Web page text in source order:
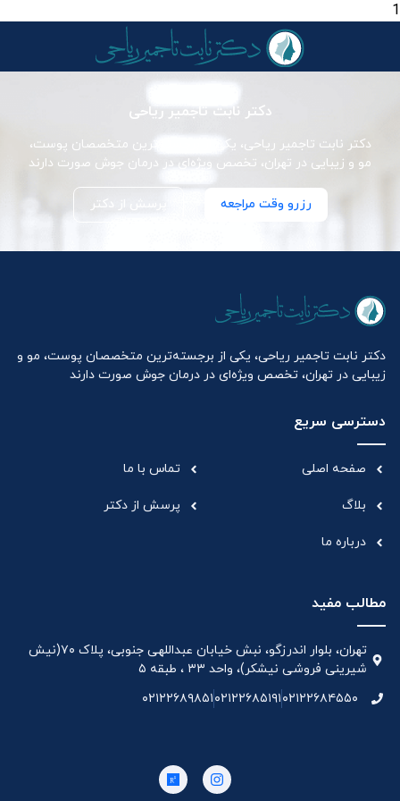
1
دکتر نابت تاجمیر ریاحی
دکتر نابت تاجمیر ریاحی، یکی از برجسته‌ترین متخصصان پوست،
مو و زیبایی در تهران، تخصص ویژه‌ای در درمان جوش صورت دارند
رزرو وقت مراجعه پرسش از دکتر
دکتر نابت تاجمیر ریاحی، یکی از برجسته‌ترین متخصصان پوست، مو و
زیبایی در تهران، تخصص ویژه‌ای در درمان جوش صورت دارند
دسترسی سریع
صفحه اصلی
بلاگ
درباره ما
تماس با ما
پرسش از دکتر
مطالب مفید
تهران، بلوار اندرزگو، نبش خیابان عبداللهی جنوبی، پلاک ۷۰(نیش
شیرینی فروشی نیشکر)، واحد ۳۳ ، طبقه ۵
۰۲۱۲۲۶۸۴۵۵۰۰۲۱۲۲۶۸۵۱۹۱۰۲۱۲۲۶۸۹۸۵۱